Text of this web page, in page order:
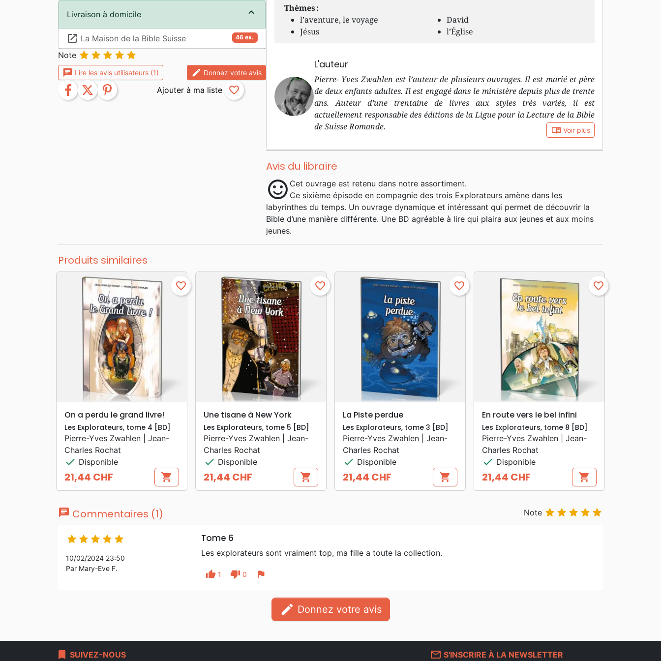
Thèmes :
l’aventure, le voyage
Jésus
David
l’Église
L'auteur
Pierre- Yves Zwahlen est l’auteur de plusieurs ouvrages. Il est marié et père
de deux enfants adultes. Il est engagé dans le ministère depuis plus de trente
ans. Auteur d’une trentaine de livres aux styles très variés, il est
actuellement responsable des éditions de la Ligue pour la Lecture de la Bible
de Suisse Romande.
book_open Voir plus
Avis du libraire
sentiment_satisfied Cet ouvrage est retenu dans notre assortiment.
Ce sixième épisode en compagnie des trois Explorateurs amène dans les
labyrinthes du temps. Un ouvrage dynamique et intéressant qui permet de découvrir la
Bible d’une manière différente. Une BD agréable à lire qui plaira aux jeunes et aux moins
jeunes.
Livraison à domicile
46 ex.
launch La Maison de la Bible Suisse
Note     
chat Lire les avis utilisateurs (1) edit Donnez votre avis
facebook twitter pinterest favorite_border
Produits similaires
search APERÇU RAPIDE
favorite_border
On a perdu le grand livre!
Les Explorateurs, tome 4 [BD]
Pierre-Yves Zwahlen | Jean-
Charles Rochat
check Disponible
Prix
21,44 CHF shopping_cart
search APERÇU RAPIDE
favorite_border
Une tisane à New York
Les Explorateurs, tome 5 [BD]
Pierre-Yves Zwahlen | Jean-
Charles Rochat
check Disponible
Prix
21,44 CHF shopping_cart
search APERÇU RAPIDE
favorite_border
La Piste perdue
Les Explorateurs, tome 3 [BD]
Pierre-Yves Zwahlen | Jean-
Charles Rochat
check Disponible
Prix
21,44 CHF shopping_cart
search APERÇU RAPIDE
favorite_border
En route vers le bel infini
Les Explorateurs, tome 8 [BD]
Pierre-Yves Zwahlen | Jean-
Charles Rochat
check Disponible
Prix
21,44 CHF shopping_cart
chat Commentaires (1) Note     
    
10/02/2024 23:50
Par Mary-Eve F.
Tome 6
Les explorateurs sont vraiment top, ma fille a toute la collection.
thumb_up 1 thumb_down 0 flag
edit Donnez votre avis
bookmark SUIVEZ-NOUS mail_outline S'INSCRIRE À LA NEWSLETTER